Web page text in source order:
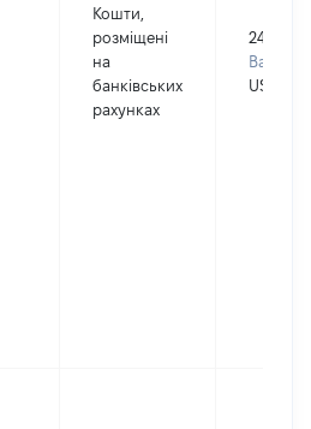
Кошти,
розміщені
на
банківських
рахунках
2470
Валюта:
USD